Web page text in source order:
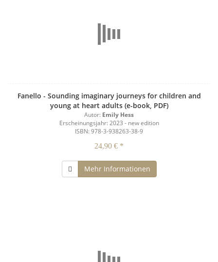
Fanello - Sounding imaginary journeys for children and
young at heart adults (e-book, PDF)
Autor: Emily Hess
Erscheinungsjahr: 2023 - new edition
ISBN: 978-3-938263-38-9
24,90 € *
Mehr Informationen